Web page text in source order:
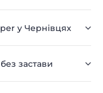
у Чернівцях
застави